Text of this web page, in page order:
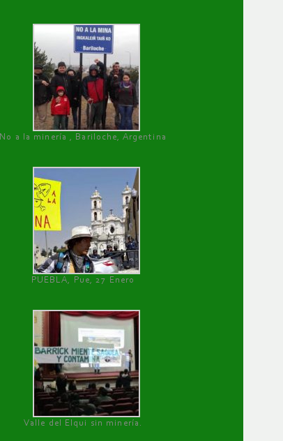
No a la minería , Bariloche, Argentina
PUEBLA, Pue, 27 Enero
Valle del Elqui sin minería.